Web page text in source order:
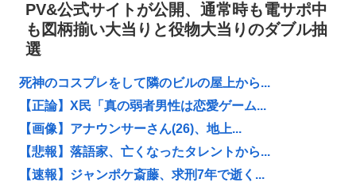
PV&公式サイトが公開、通常時も電サポ中
も図柄揃い大当りと役物大当りのダブル抽
選
死神のコスプレをして隣のビルの屋上から...
【正論】X民「真の弱者男性は恋愛ゲーム...
【画像】アナウンサーさん(26)、地上...
【悲報】落語家、亡くなったタレントから...
【速報】ジャンポケ斎藤、求刑7年で逝く...